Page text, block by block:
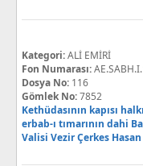
Kategori:ALİ EMİRİ
Fon Numarası:
Dosya No: 116
Gömlek No:7852
Kethüdasının kapısı
erbab-ı tımarının dahi
Valisi Vezir Çerkes